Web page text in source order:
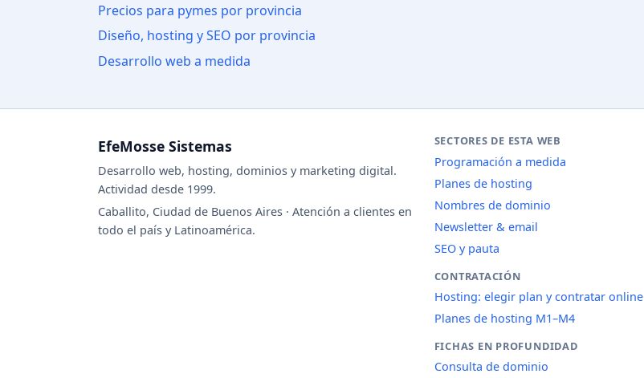
Precios para pymes por provincia
Diseño, hosting y SEO por provincia
Desarrollo web a medida
EfeMosse Sistemas
Desarrollo web, hosting, dominios y marketing digital.
Actividad desde 1999.
Caballito, Ciudad de Buenos Aires · Atención a clientes en
todo el país y Latinoamérica.
SECTORES DE ESTA WEB
Programación a medida
Planes de hosting
Nombres de dominio
Newsletter & email
SEO y pauta
CONTRATACIÓN
Hosting: elegir plan y contratar online
Planes de hosting M1–M4
FICHAS EN PROFUNDIDAD
Consulta de dominio